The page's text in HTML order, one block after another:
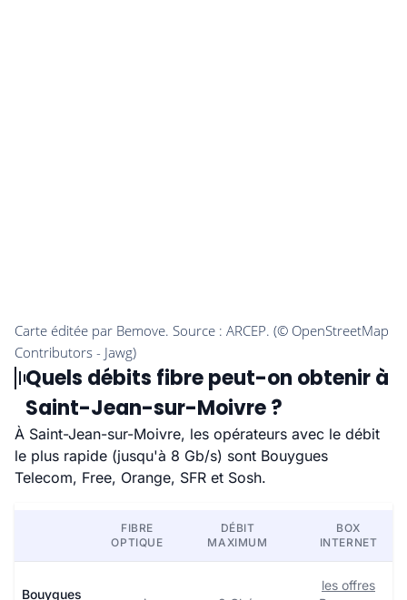
Quels débits fibre peut-on obtenir à
Saint-Jean-sur-Moivre ?
À Saint-Jean-sur-Moivre, les opérateurs avec le débit
le plus rapide (jusqu'à 8 Gb/s) sont Bouygues
Telecom, Free, Orange, SFR et Sosh.
FIBRE
OPTIQUE
DÉBIT
MAXIMUM
BOX
INTERNET
Bouygues
les offres